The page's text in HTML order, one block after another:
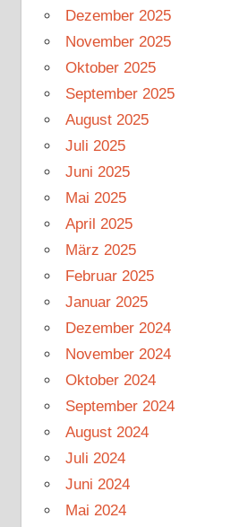
Dezember 2025
November 2025
Oktober 2025
September 2025
August 2025
Juli 2025
Juni 2025
Mai 2025
April 2025
März 2025
Februar 2025
Januar 2025
Dezember 2024
November 2024
Oktober 2024
September 2024
August 2024
Juli 2024
Juni 2024
Mai 2024